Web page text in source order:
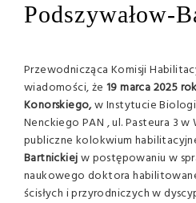
Podszywałow-
Przewodnicząca Komisji
wiadomości, że19 marca 2025
Konorskiego,w Instytucie
Nenckiego PAN , ul. Pasteura 3
publiczne kolokwium
Bartnickiejw postępowaniu w
naukowego doktora
ścisłych i przyrodniczych w